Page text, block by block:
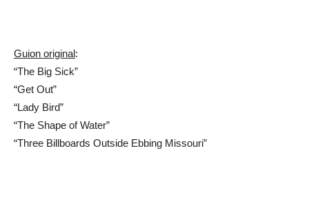
Guion original:
“The Big Sick”
“Get Out”
“Lady Bird”
“The Shape of Water”
“Three Billboards Outside Ebbing Missouri”